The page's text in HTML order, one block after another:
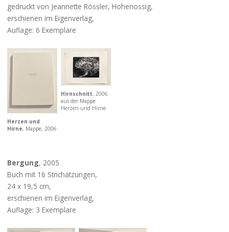
gedruckt von Jeannette Rössler, Hohenossig,
erschienen im Eigenverlag,
Auflage: 6 Exemplare
Herzen und
Hirne, Mappe, 2006
Hirnschnitt, 2006
aus der Mappe
Herzen und Hirne
Bergung, 2005
Buch mit 16 Strichätzungen,
24 x 19,5 cm,
erschienen im Eigenverlag,
Auflage: 3 Exemplare